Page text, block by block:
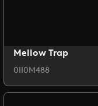
Mellow Trap
0II0M488